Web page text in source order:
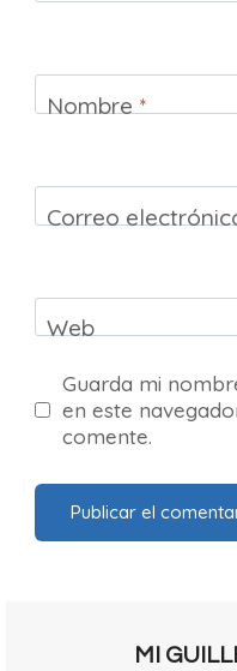
Nombre *
Correo
Web
Guarda mi
en este
comente.
MI